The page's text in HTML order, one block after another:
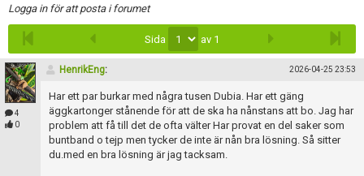
Logga in för att posta i forumet
Sida av 1
4
0
HenrikEng: 2026-04-25 23:53
Har ett par burkar med några tusen Dubia. Har ett gäng
äggkartonger stånende för att de ska ha nånstans att bo. Jag har
problem att få till det de ofta välter Har provat en del saker som
buntband o tejp men tycker de inte är nån bra lösning. Så sitter
du.med en bra lösning är jag tacksam.
Användarnamn:
Lösenord: